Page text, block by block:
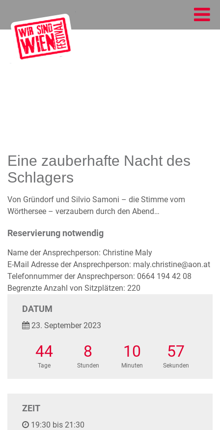
Eine zauberhafte Nacht des
Schlagers
Von Gründorf und Silvio Samoni – die Stimme vom
Wörthersee – verzaubern durch den Abend…
Reservierung notwendig
Name der Ansprechperson: Christine Maly
E-Mail Adresse der Ansprechperson: maly.christine@aon.at
Telefonnummer der Ansprechperson: 0664 194 42 08
Begrenzte Anzahl von Sitzplätzen: 220
DATUM
23. September 2023
44
Tage
8
Stunden
10
Minuten
57
Sekunden
ZEIT
19:30 bis 21:30